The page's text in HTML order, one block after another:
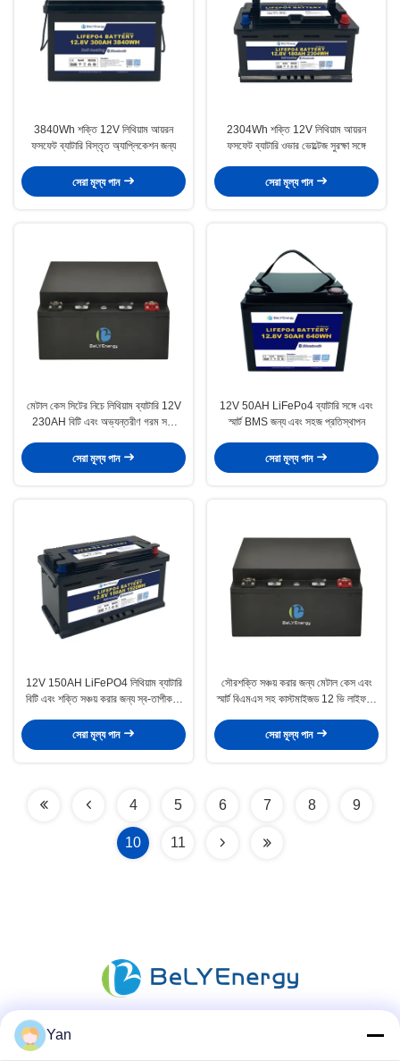
3840Wh শক্তি 12V লিথিয়াম আয়রন
ফসফেট ব্যাটারি বিস্তৃত অ্যাপ্লিকেশন জন্য
সেরা মূল্য পান
2304Wh শক্তি 12V লিথিয়াম আয়রন
ফসফেট ব্যাটারি ওভার ভোল্টেজ সুরক্ষা সঙ্গে
সেরা মূল্য পান
মেটাল কেস সিটের নিচে লিথিয়াম ব্যাটারি 12V
230AH বিটি এবং অভ্যন্তরীণ গরম সঙ্গে
সেরা মূল্য পান
12V 50AH LiFePo4 ব্যাটারি সঙ্গে এবং
স্মার্ট BMS জন্য এবং সহজ প্রতিস্থাপন
সেরা মূল্য পান
12V 150AH LiFePO4 লিথিয়াম ব্যাটারি
বিটি এবং শক্তি সঞ্চয় করার জন্য স্ব-তাপীকরণ
সেরা মূল্য পান
সৌরশক্তি সঞ্চয় করার জন্য মেটাল কেস এবং
স্মার্ট বিএমএস সহ কাস্টমাইজড 12 ভি লাইফপো
সেরা মূল্য পান
4 5 6 7 8 9
10 11
Yan